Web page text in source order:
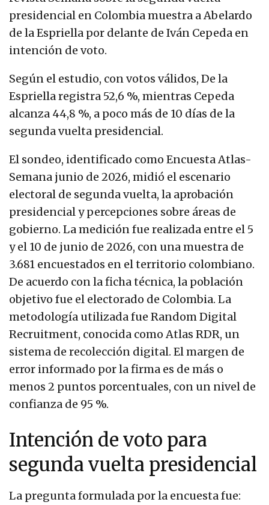
presidencial en Colombia muestra a Abelardo
de la Espriella por delante de Iván Cepeda en
intención de voto.
Según el estudio, con votos válidos, De la
Espriella registra 52,6 %, mientras Cepeda
alcanza 44,8 %, a poco más de 10 días de la
segunda vuelta presidencial.
El sondeo, identificado como Encuesta Atlas-
Semana junio de 2026, midió el escenario
electoral de segunda vuelta, la aprobación
presidencial y percepciones sobre áreas de
gobierno. La medición fue realizada entre el 5
y el 10 de junio de 2026, con una muestra de
3.681 encuestados en el territorio colombiano.
De acuerdo con la ficha técnica, la población
objetivo fue el electorado de Colombia. La
metodología utilizada fue Random Digital
Recruitment, conocida como Atlas RDR, un
sistema de recolección digital. El margen de
error informado por la firma es de más o
menos 2 puntos porcentuales, con un nivel de
confianza de 95 %.
Intención de voto para
segunda vuelta presidencial
La pregunta formulada por la encuesta fue: